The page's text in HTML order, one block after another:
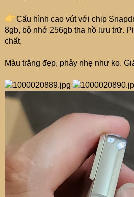
Cấu hình cao vút với chip
8gb, bộ nhớ 256gb tha hồ lưu trữ.
chất.
Màu trắng đẹp, phảy nhẹ như ko.